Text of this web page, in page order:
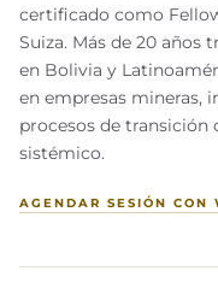
certificado como
Suiza. Más de 20 años
en Bolivia y
en empresas mineras,
procesos de transición
sistémico.
AGENDAR SESIÓN CON